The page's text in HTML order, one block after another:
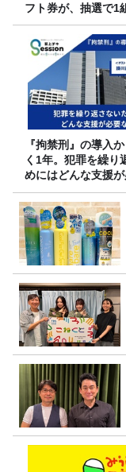
フト券が、抽選で1
プレゼント！
『拘禁刑』の導入
く1年。犯罪を繰り
めにはどんな支援
か